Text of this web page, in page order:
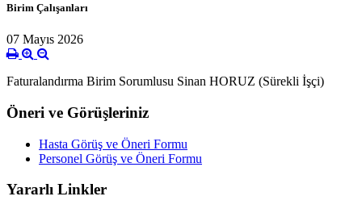
Birim Çalışanları
07 Mayıs 2026
Faturalandırma Birim Sorumlusu Sinan HORUZ (Sürekli İşçi)
Öneri ve Görüşleriniz
Hasta Görüş ve Öneri Formu
Personel Görüş ve Öneri Formu
Yararlı Linkler